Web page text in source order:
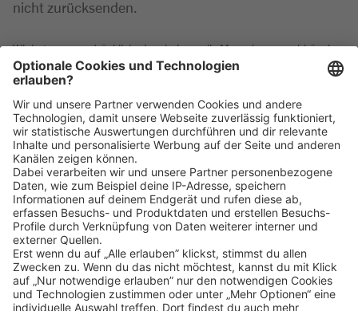
nicht zurücksenden.
Wir betonen ausdrücklich, dass bei uns alle Menschen - unabhängig
von Geschlecht/geschlechtlicher Identität, ethnischer Herkunft und
Nationalität, sozialer Herkunft, Religion/Weltanschauung, körperlicher
weiterer individueller Merkmale - gleichermaßen willkommen sind.
Klickehier, um alle offenen Jobs zu sehen.
Impressum Datenschutz Privatsphäre-Einstellungen